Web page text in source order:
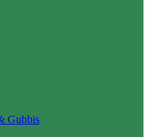
Gubbis